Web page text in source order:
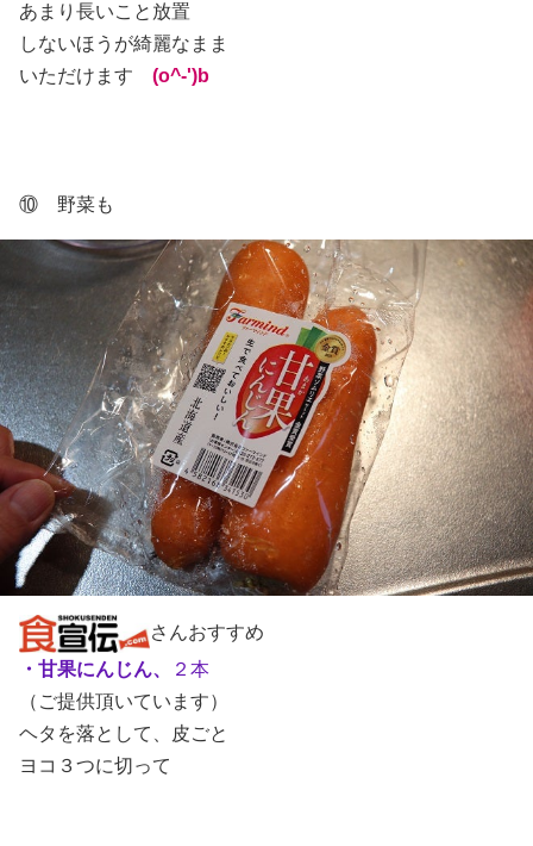
あまり長いこと放置
しないほうが綺麗なまま
いただけます (o^-')b
⑩ 野菜も
さんおすすめ
・甘果にんじん、
２本
（ご提供頂いています）
ヘタを落として、皮ごと
ヨコ３つに切って